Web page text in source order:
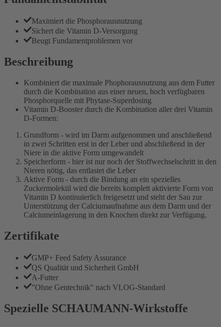
Maximiert die Phosphorausnutzung
Sichert die Vitamin D-Versorgung
Beugt Fundamentproblemen vor
Beschreibung
Kombiniert die maximale Phophorausnutzung aus dem Futter
durch die Kombination aus einer neuen, hoch verfügbaren
Phosphorquelle mit Phytase-Superdosing
Vitamin D-Booster durch die Kombination aller drei Vitamin
D-Formen:
Grundform - wird im Darm aufgenommen und anschließend
in zwei Schritten erst in der Leber und abschließend in der
Niere in die aktive Form umgewandelt
Speicherform - hier ist nur noch der Stoffwechselschritt in den
Nieren nötig, das entlastet die Leber
Aktive Form - durch die Bindung an ein spezielles
Zuckermolekül wird die bereits komplett aktivierte Form von
Vitamin D kontinuierlich freigesetzt und steht der Sau zur
Unterstützung der Calciumaufnahme aus dem Darm und der
Calciumeinlagerung in den Knochen direkt zur Verfügung.
Zertifikate
GMP+ Feed Safety Assurance
QS Qualität und Sicherheit GmbH
A-Futter
"Ohne Gentechnik" nach VLOG-Standard
Spezielle SCHAUMANN-Wirkstoffe